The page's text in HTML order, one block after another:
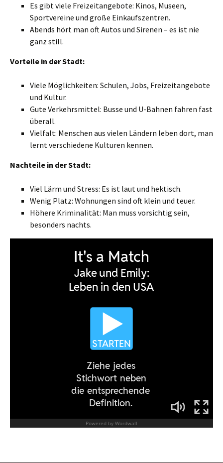
Es gibt viele Freizeitangebote: Kinos, Museen,
Sportvereine und große Einkaufszentren.
Abends hört man oft Autos und Sirenen – es ist nie
ganz still.
Vorteile in der Stadt:
Viele Möglichkeiten: Schulen, Jobs, Freizeitangebote
und Kultur.
Gute Verkehrsmittel: Busse und U-Bahnen fahren fast
überall.
Vielfalt: Menschen aus vielen Ländern leben dort, man
lernt verschiedene Kulturen kennen.
Nachteile in der Stadt:
Viel Lärm und Stress: Es ist laut und hektisch.
Wenig Platz: Wohnungen sind oft klein und teuer.
Höhere Kriminalität: Man muss vorsichtig sein,
besonders nachts.